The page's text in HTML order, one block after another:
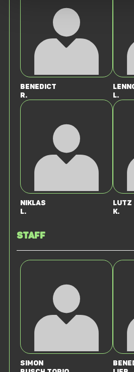
Benedict
R.
L.
Niklas
L.
Lutz
K.
Staff
Simon